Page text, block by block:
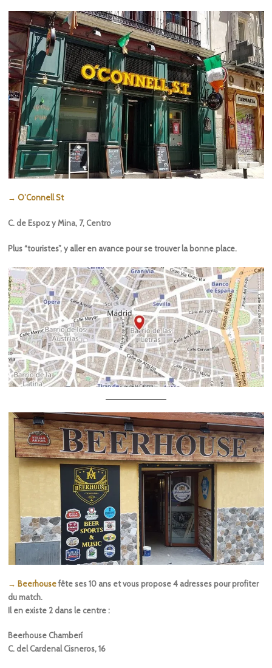
→ O’Connell St
C. de Espoz y Mina, 7, Centro
Plus “touristes”, y aller en avance pour se trouver la bonne place.
→ Beerhousefête ses 10 ans et vous propose 4 adresses pour profiter
du match.
Il en existe 2 dans le centre :
Beerhouse Chamberí
C. del Cardenal Cisneros, 16